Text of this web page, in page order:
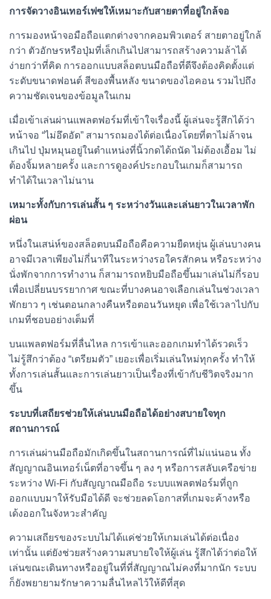
การจัดวางอินเทอร์เฟซให้เหมาะกับสายตาที่อยู่ใกล้จอ
การมองหน้าจอมือถือแตกต่างจากคอมพิวเตอร์ สายตาอยู่ใกล้
กว่า ตัวอักษรหรือปุ่มที่เล็กเกินไปสามารถสร้างความล้าได้
ง่ายกว่าที่คิด การออกแบบสล็อตบนมือถือที่ดีจึงต้องคิดตั้งแต่
ระดับขนาดฟอนต์ สีของพื้นหลัง ขนาดของไอคอน รวมไปถึง
ความชัดเจนของข้อมูลในเกม
เมื่อเข้าเล่นผ่านแพลตฟอร์มที่เข้าใจเรื่องนี้ ผู้เล่นจะรู้สึกได้ว่า
หน้าจอ “ไม่อึดอัด” สามารถมองได้ต่อเนื่องโดยที่ตาไม่ล้าจน
เกินไป ปุ่มหมุนอยู่ในตำแหน่งที่นิ้วกดได้ถนัด ไม่ต้องเอื้อม ไม่
ต้องจิ้มหลายครั้ง และการดูองค์ประกอบในเกมก็สามารถ
ทำได้ในเวลาไม่นาน
เหมาะทั้งกับการเล่นสั้น ๆ ระหว่างวันและเล่นยาวในเวลาพัก
ผ่อน
หนึ่งในเสน่ห์ของสล็อตบนมือถือคือความยืดหยุ่น ผู้เล่นบางคน
อาจมีเวลาเพียงไม่กี่นาทีในระหว่างรอใครสักคน หรือระหว่าง
นั่งพักจากการทำงาน ก็สามารถหยิบมือถือขึ้นมาเล่นไม่กี่รอบ
เพื่อเปลี่ยนบรรยากาศ ขณะที่บางคนอาจเลือกเล่นในช่วงเวลา
พักยาว ๆ เช่นตอนกลางคืนหรือตอนวันหยุด เพื่อใช้เวลาไปกับ
เกมที่ชอบอย่างเต็มที่
บนแพลตฟอร์มที่ลื่นไหล การเข้าและออกเกมทำได้รวดเร็ว
ไม่รู้สึกว่าต้อง “เตรียมตัว” เยอะเพื่อเริ่มเล่นใหม่ทุกครั้ง ทำให้
ทั้งการเล่นสั้นและการเล่นยาวเป็นเรื่องที่เข้ากับชีวิตจริงมาก
ขึ้น
ระบบที่เสถียรช่วยให้เล่นบนมือถือได้อย่างสบายใจทุก
สถานการณ์
การเล่นผ่านมือถือมักเกิดขึ้นในสถานการณ์ที่ไม่แน่นอน ทั้ง
สัญญาณอินเทอร์เน็ตที่อาจขึ้น ๆ ลง ๆ หรือการสลับเครือข่าย
ระหว่าง Wi-Fi กับสัญญาณมือถือ ระบบแพลตฟอร์มที่ถูก
ออกแบบมาให้รับมือได้ดี จะช่วยลดโอกาสที่เกมจะค้างหรือ
เด้งออกในจังหวะสำคัญ
ความเสถียรของระบบไม่ได้แค่ช่วยให้เกมเล่นได้ต่อเนื่อง
เท่านั้น แต่ยังช่วยสร้างความสบายใจให้ผู้เล่น รู้สึกได้ว่าต่อให้
เล่นขณะเดินทางหรืออยู่ในที่ที่สัญญาณไม่คงที่มากนัก ระบบ
ก็ยังพยายามรักษาความลื่นไหลไว้ให้ดีที่สุด